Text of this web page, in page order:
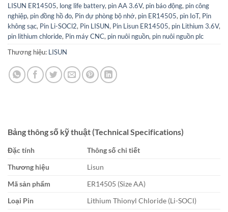
LISUN ER14505, long life battery, pin AA 3.6V, pin báo động, pin công
nghiệp, pin đồng hồ đo, Pin dự phòng bộ nhớ, pin ER14505, pin IoT, Pin
không sạc, Pin Li-SOCl2, Pin LISUN, Pin Lisun ER14505, pin Lithium 3.6V,
pin lithium chloride, Pin máy CNC, pin nuôi nguồn, pin nuôi nguồn plc
Thương hiệu: LISUN
Bảng thông số kỹ thuật (Technical Specifications)
Đặc tính
Thông số chi tiết
Thương hiệu
Lisun
Mã sản phẩm
ER14505 (Size AA)
Loại Pin
Lithium Thionyl Chloride (Li-SOCl)